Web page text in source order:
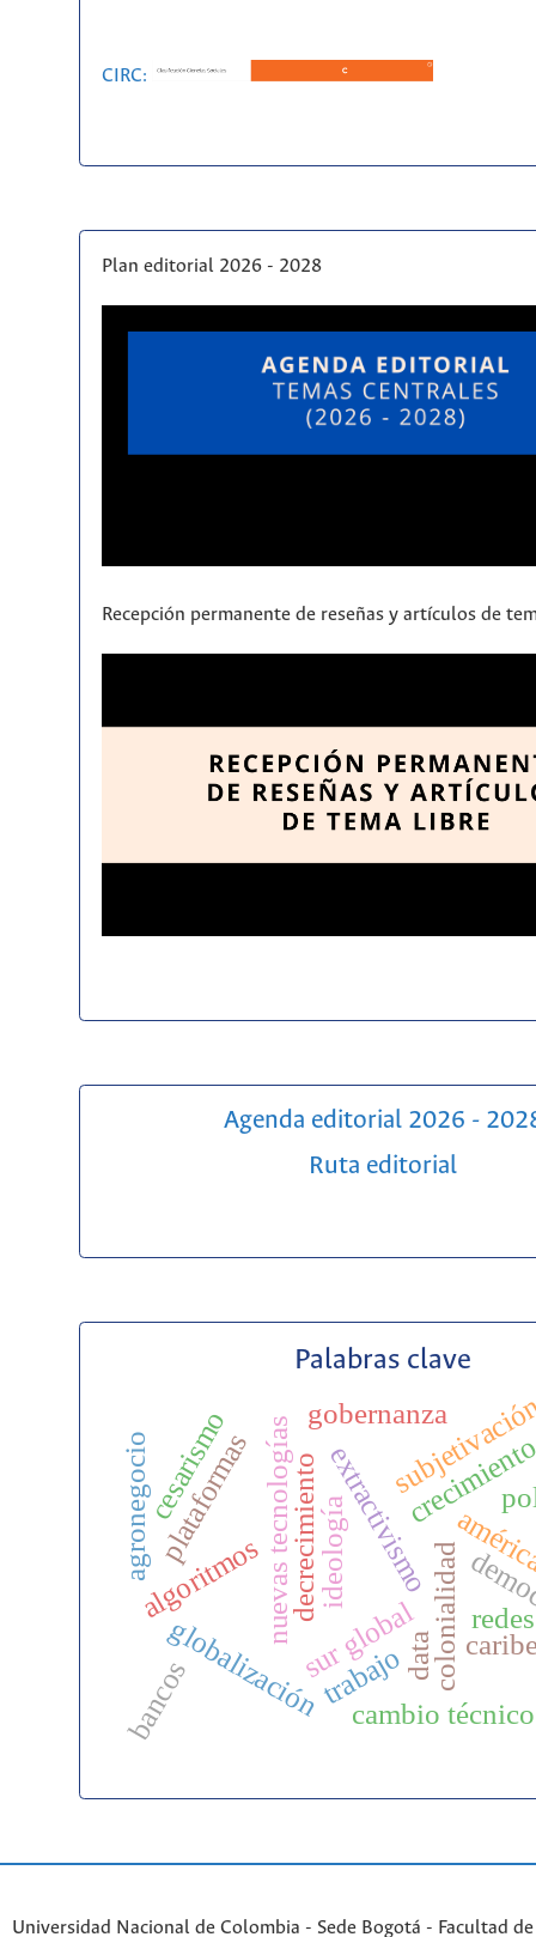
CIRC:
Plan editorial 2026 - 2028
Recepción permanente de reseñas y artículos de
Agenda editorial 2026 -
Ruta editorial
Palabras clave
decrecimiento
sur global
extractivismo
colonialidad
globalización
ideología
cambio técnico
nuevas tecnologías
trabajo
redes
data
algoritmos
plataformas
bancos
gobernanza
agronegociocesarismo
Universidad Nacional de Colombia - Sede Bogotá - Facultad